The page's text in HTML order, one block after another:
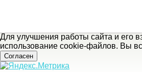
Для улучшения работы сайта и его
использование cookie-файлов. Вы
Согласен